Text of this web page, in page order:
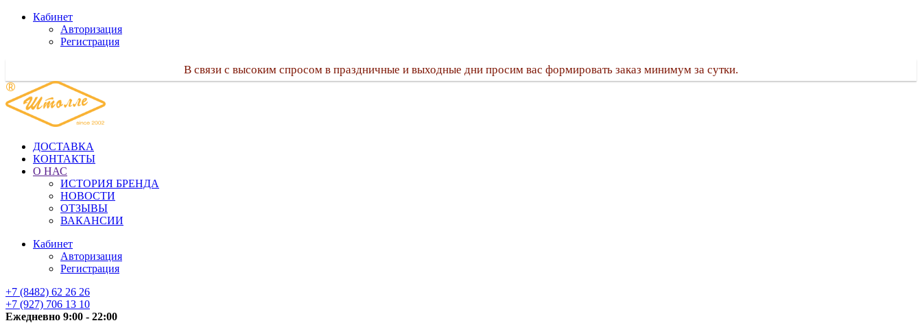
Кабинет
Авторизация
Регистрация
В связи с высоким спросом в праздничные и выходные дни просим вас формировать заказ минимум за сутки.
ДОСТАВКА
КОНТАКТЫ
О НАС
ИСТОРИЯ БРЕНДА
НОВОСТИ
ОТЗЫВЫ
ВАКАНСИИ
Кабинет
Авторизация
Регистрация
+7 (8482) 62 26 26
+7 (927) 706 13 10
Ежедневно 9:00 - 22:00